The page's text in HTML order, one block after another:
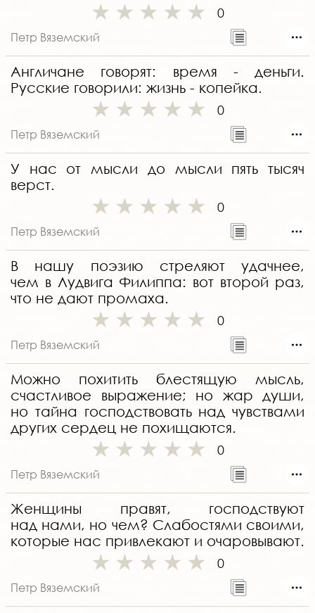
0
Петр Вяземский
Англичане говорят: время - деньги.
Русские говорили: жизнь - копейка.
0
Петр Вяземский
У нас от мысли до мысли пять тысяч
верст.
0
Петр Вяземский
В нашу поэзию стреляют удачнее,
чем в Лудвига Филиппа: вот второй раз,
что не дают промаха.
0
Петр Вяземский
Можно похитить блестящую мысль,
счастливое выражение; но жар души,
но тайна господствовать над чувствами
других сердец не похищаются.
0
Петр Вяземский
Женщины правят, господствуют
над нами, но чем? Слабостями своими,
которые нас привлекают и очаровывают.
0
Петр Вяземский